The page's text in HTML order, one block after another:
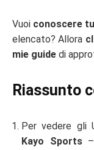
Vuoi conoscere
elencato? Allora
mie guide di
Riassunto
Per vedere gli
Kayo Sports–